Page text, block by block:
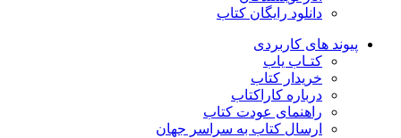
دانلود رایگان کتاب
پیوند های کاربردی
کتـاب یاب
خریدار کتاب
درباره کاراکتاب
راهنمای عودت کتاب
ارسال کتاب به سراسر جهان